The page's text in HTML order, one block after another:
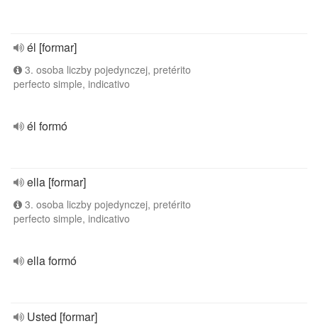
él [formar]
3. osoba liczby pojedynczej, pretérito
perfecto simple, indicativo
él formó
ella [formar]
3. osoba liczby pojedynczej, pretérito
perfecto simple, indicativo
ella formó
Usted [formar]